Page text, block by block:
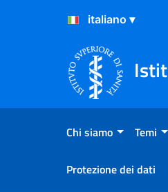
Salta al Contenuto
Salta al Footer
Chi siamo Temi
Protezione dei dati